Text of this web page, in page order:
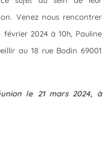
Venez nous rencontrer
2024 à 10h, Pauline
au 18 rue Bodin 69001
le 21 mars 2024, à